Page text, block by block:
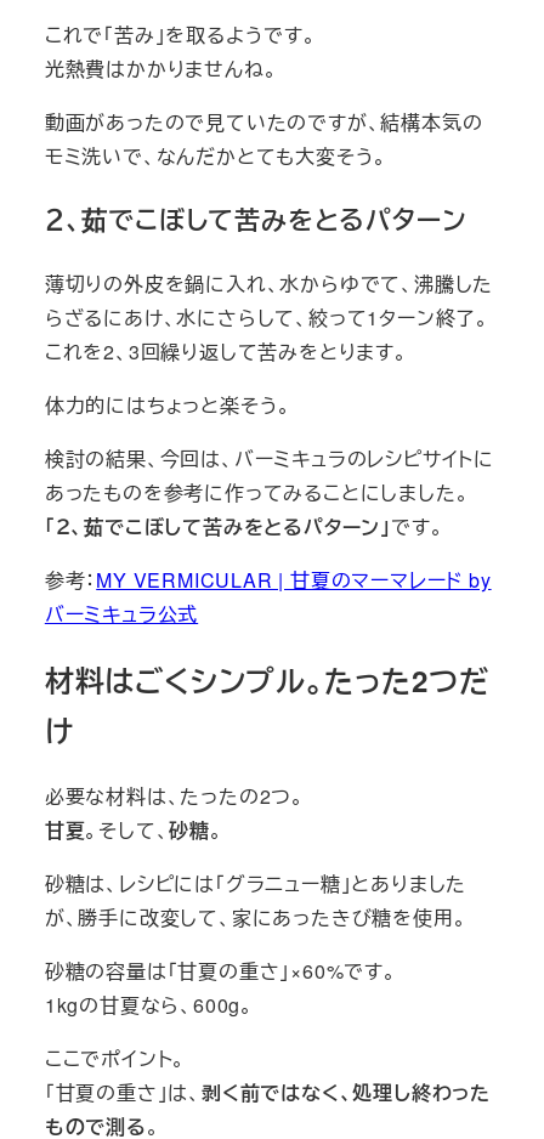
これで「苦み」を取るようです。
光熱費はかかりませんね。
動画があったので見ていたのですが、結構本気の
モミ洗いで、なんだかとても大変そう。
２、茹でこぼして苦みをとるパターン
薄切りの外皮を鍋に入れ、水からゆでて、沸騰した
らざるにあけ、水にさらして、絞って1ターン終了。
これを2、3回繰り返して苦みをとります。
体力的にはちょっと楽そう。
検討の結果、今回は、バーミキュラのレシピサイトに
あったものを参考に作ってみることにしました。
「２、茹でこぼして苦みをとるパターン」です。
参考： MY VERMICULAR | 甘夏のマーマレード by
バーミキュラ公式
材料はごくシンプル。たった2つだ
け
必要な材料は、たったの2つ。
甘夏。そして、砂糖。
砂糖は、レシピには「グラニュー糖」とありました
が、勝手に改変して、家にあったきび糖を使用。
砂糖の容量は「甘夏の重さ」×60%です。
1kgの甘夏なら、600g。
ここでポイント。
「甘夏の重さ」は、 剥く前ではなく、処理し終わった
もので測る。